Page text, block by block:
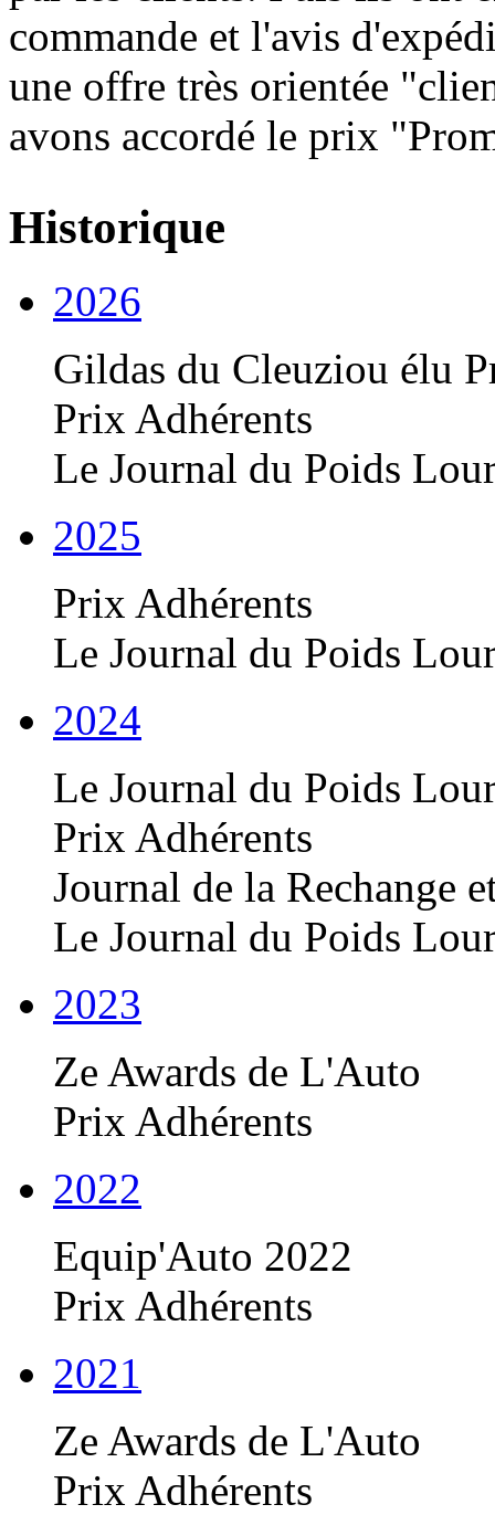
commande et l'avis
une offre très orientée
avons accordé le prix
Historique
2026
Gildas du Cleuziou élu
Prix Adhérents
Le Journal du Poids
2025
Prix Adhérents
Le Journal du Poids
2024
Le Journal du Poids
Prix Adhérents
Journal de la Rechange
Le Journal du Poids
2023
Ze Awards de L'Auto
Prix Adhérents
2022
Equip'Auto 2022
Prix Adhérents
2021
Ze Awards de L'Auto
Prix Adhérents